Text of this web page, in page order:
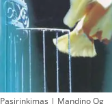
Pasirinkimas | Mandino Og